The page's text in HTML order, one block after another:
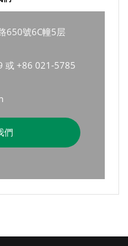
650號6C幢5层
或 +86 021-5785
們